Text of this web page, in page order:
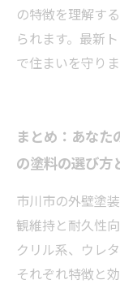
の特徴を理解す
られます。最新
で住まいを守りま
まとめ：あなた
の塗料の選び方
市川市の外壁塗
観維持と耐久性
クリル系、ウレ
それぞれ特徴と